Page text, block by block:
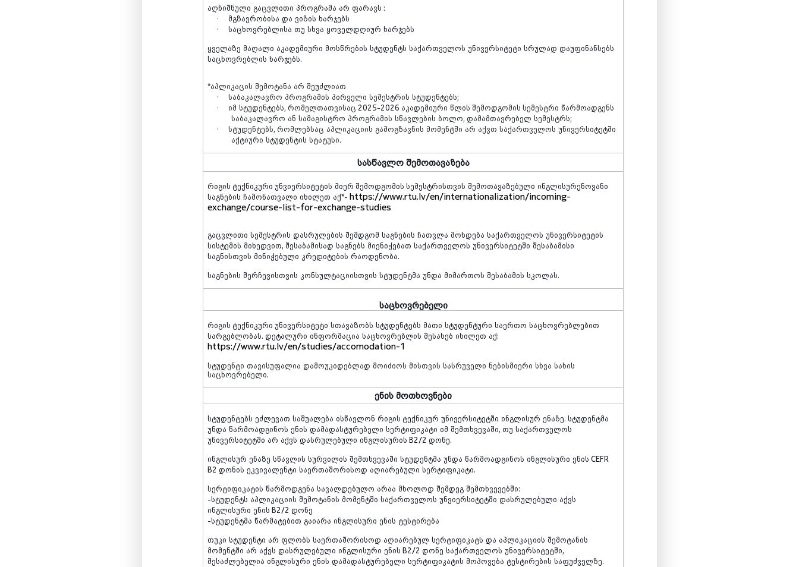
აღნიშნული გაცვლითი პროგრამა არ ფარავს :
·
მგზავრობისა და ვიზის ხარჯებს
·
საცხოვრებლისა თუ სხვა ყოველდღიურ ხარჯებს
ყველაზე მაღალი აკადემიური მოსწრების სტუდენტს საქართველოს უნივერსიტეტი სრულად დაუფინანსებს
საცხოვრებლის ხარჯებს.
*აპლიკაცის შემოტანა არ შეუძლიათ
·
საბაკალავრო პროგრამის პირველი სემესტრის სტუდენტებს;
·
იმ სტუდენტებს, რომელთათვისაც 2025-2026 აკადემიური წლის შემოდგომისსემესტრი წარმოადგენს
საბაკალავრო ან სამაგისტრო პროგრამის სწავლების ბოლო, დამამთავრებელ სემესტრს;
·
სტუდენტებს, რომლებსაც აპლიკაციის გამოგზავნის მომენტში არ აქვთ საქართველოს უნივერსიტეტში
აქტიური სტუდენტის სტატუსი.
სასწავლო შემოთავაზება
რიგის ტექნიკური უნვიერსიტეტის მიერ შემოდგომის სემესტრისთვის შემოთავაზებული ინგლისურენოვანი
საგნების ჩამონათვალი იხილეთ აქ*- https://www.rtu.lv/en/internationalization/incoming-
exchange/course-list-for-exchange-studies
გაცვლითი სემესტრის დასრულების შემდგომ საგნების ჩათვლა მოხდება საქართველოს უნივერსიტეტის
სისტემის მიხედვით, შესაბამისად საგნებს მიენიჭებათ საქართველოს უნივერსიტეტში შესაბამისი
საგნისთვის მინიჭებული კრედიტების რაოდენობა.
საგნების შერჩევისთვის კონსულტაციისთვის სტუდენტმა უნდა მიმართოს შესაბამის სკოლას.
საცხოვრებელი
რიგის ტექნიკური უნივერსიტეტი სთავაზობს სტუდენტებს მათი სტუდენტური საერთო საცხოვრებლებით
სარგებლობას. დეტალური ინფორმაცია საცხოვრებლის შესახებ იხილეთ აქ :
https://www.rtu.lv/en/studies/accomodation-1
სტუდენტი თავისუფალია დამოუკიდებლად მოიძიოს მისთვის სასრუველი ნებისმიერი სხვა სახის
საცხოვრებელი.
ენის მოთხოვნები
სტუდენტებს ეძლევათ საშუალება ისწავლონ რიგის ტექნიკურ უნივერსიტეტში ინგლისურ ენაზე.სტუდენტმა
უნდა წარმოადგინოს ენის დამადასტურებელი სერტიფიკატი იმ შემთხვევაში, თუ საქართველოს
უნივერსიტეტში არ აქვს დასრულებული ინგლისურის B2/2 დონე.
ინგლისურ ენაზე სწავლის სურვილის შემთხვევაში სტუდენტმა უნდა წარმოადგინოს ინგლისური ენის CEFR
B2 დონის ეკვივალენტი საერთაშორისოდ აღიარებული სერტიფიკატი.
სერტიფიკატის წარმოდგენა სავალდებულო არაა მხოლოდ შემდეგ შემთხვევებში:
-სტუდენტს აპლიკაციის შემოტანის მომენტში საქართველოს უნვიერსიტეტში დასრულებული აქვს
ინგლისური ენის B2/2 დონე
-სტუდენტმა წარმატებით გაიარა ინგლისური ენის ტესტირება
თუკი სტუდენტი არ ფლობს საერთაშორისოდ აღიარებულ სერტიფიკატს და აპლიკაციის შემოტანის
მომენტში არ აქვს დასრულებული ინგლისური ენის B2/2 დონე საქართველოს უნივერსიტეტში,
შესაძლებელია ინგლისური ენის დამადასტურებელი სერტიფიკატის მოპოვება ტესტირების საფუძველზე.